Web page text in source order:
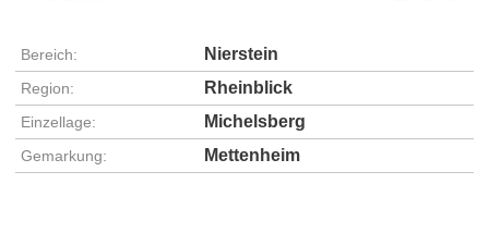
Bereich: Nierstein
Region: Rheinblick
Einzellage: Michelsberg
Gemarkung: Mettenheim